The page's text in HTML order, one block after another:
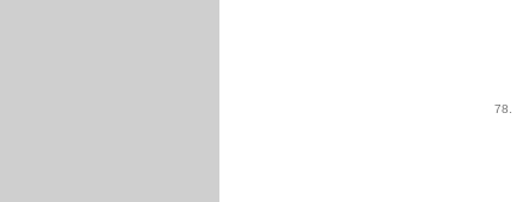
78.